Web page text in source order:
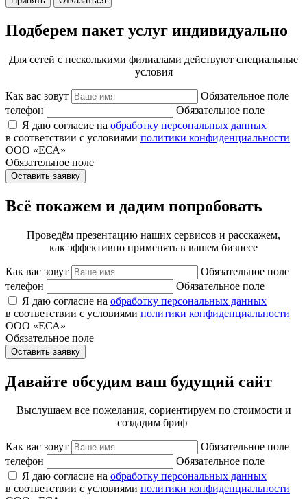
Подберем пакет услуг индивидуально
Для сетей с несколькими филиалами действуют специальные
условия
Как вас зовут
Обязательное поле
телефон
Обязательное поле
Я даю согласие на обработку персональных данных
в соответствии с условиями политики конфиденциальности
ООО «ЕСА»
Обязательное поле
Оставить заявку
Всё покажем и дадим попробовать
Проведём презентацию наших сервисов и расскажем,
как эффективно применять в вашем бизнесе
Как вас зовут
Обязательное поле
телефон
Обязательное поле
Я даю согласие на обработку персональных данных
в соответствии с условиями политики конфиденциальности
ООО «ЕСА»
Обязательное поле
Оставить заявку
Давайте обсудим ваш будущий сайт
Выслушаем все пожелания, сориентируем по стоимости и
создадим бриф
Как вас зовут
Обязательное поле
телефон
Обязательное поле
Я даю согласие на обработку персональных данных
в соответствии с условиями политики конфиденциальности